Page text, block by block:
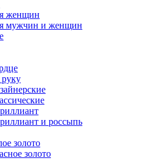
женщин
мужчин и женщин
и россыпь
золото
золото